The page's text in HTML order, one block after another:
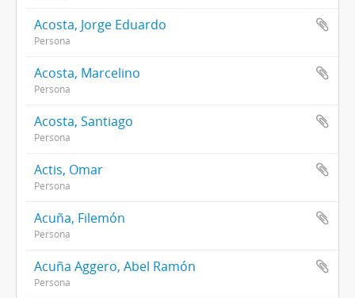
Acosta, Jorge Eduardo
Persona
Acosta, Marcelino
Persona
Acosta, Santiago
Persona
Actis, Omar
Persona
Acuña, Filemón
Persona
Acuña Aggero, Abel Ramón
Persona